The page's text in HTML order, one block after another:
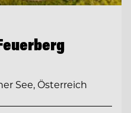
See, Österreich